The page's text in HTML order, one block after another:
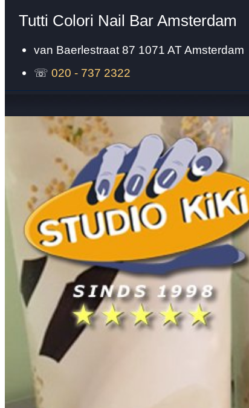
Tutti Colori Nail Bar Amsterdam
van Baerlestraat 87 1071 ATAmsterdam
☏020 - 737 2322